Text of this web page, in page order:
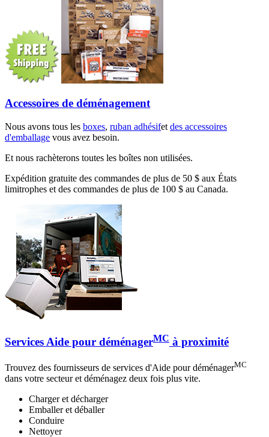
Accessoires de déménagement
Nous avons tous les boxes, ruban adhésifet des accessoires
d'emballage vous avez besoin.
Et nous rachèterons toutes les boîtes non utilisées.
Expédition gratuite des commandes de plus de 50 $ aux États
limitrophes et des commandes de plus de 100 $ au Canada.
Services Aide pour déménagerMC à proximité
Trouvez des fournisseurs de services d'Aide pour déménagerMC
dans votre secteur et déménagez deux fois plus vite.
Charger et décharger
Emballer et déballer
Conduire
Nettoyer